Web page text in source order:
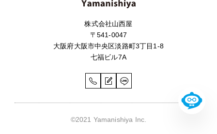
株式会社山西屋
〒541-0047
大阪府大阪市中央区淡路町3丁目1-8
七福ビル7A
©2021 Yamanishiya Inc.